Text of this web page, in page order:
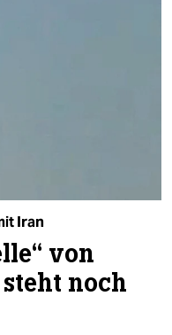
Iran
von
noch